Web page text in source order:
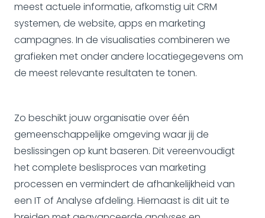
meest actuele informatie, afkomstig uit CRM
systemen, de website, apps en marketing
campagnes. In de visualisaties combineren we
grafieken met onder andere locatiegegevens om
de meest relevante resultaten te tonen.
Zo beschikt jouw organisatie over één
gemeenschappelijke omgeving waar jij de
beslissingen op kunt baseren. Dit vereenvoudigt
het complete beslisproces van marketing
processen en vermindert de afhankelijkheid van
een IT of Analyse afdeling. Hiernaast is dit uit te